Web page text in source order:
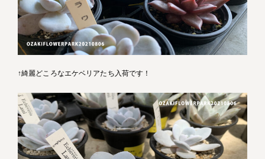
↑綺麗どころなエケベリアたち入荷です！